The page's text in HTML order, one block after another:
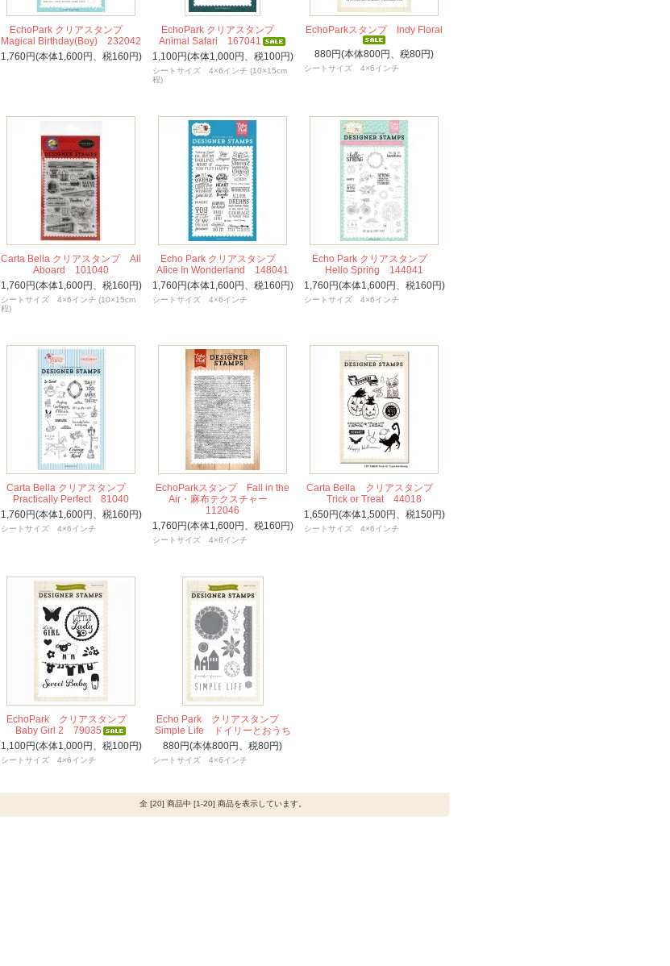
EchoPark クリアスタンプ
Magical Birthday(Boy) 232042
1,760円(本体1,600円、税160円)
EchoPark クリアスタンプ
Animal Safari 167041
1,100円(本体1,000円、税100円)
シートサイズ 4×6インチ (10×15cm
程)
EchoParkスタンプ Indy Floral
880円(本体800円、税80円)
シートサイズ 4×6インチ
Carta Bella クリアスタンプ All
Aboard 101040
1,760円(本体1,600円、税160円)
シートサイズ 4×6インチ (10×15cm
程)
Echo Park クリアスタンプ
Alice In Wonderland 148041
1,760円(本体1,600円、税160円)
シートサイズ 4×6インチ
Echo Park クリアスタンプ
Hello Spring 144041
1,760円(本体1,600円、税160円)
シートサイズ 4×6インチ
Carta Bella クリアスタンプ
Practically Perfect 81040
1,760円(本体1,600円、税160円)
シートサイズ 4×6インチ
EchoParkスタンプ Fall in the
Air・麻布テクスチャー
112046
1,760円(本体1,600円、税160円)
シートサイズ 4×6インチ
Carta Bella クリアスタンプ
Trick or Treat 44018
1,650円(本体1,500円、税150円)
シートサイズ 4×6インチ
EchoPark クリアスタンプ
Baby Girl 2 79035
1,100円(本体1,000円、税100円)
シートサイズ 4×6インチ
Echo Park クリアスタンプ
Simple Life ドイリーとおうち
880円(本体800円、税80円)
シートサイズ 4×6インチ
全 [20] 商品中 [1-20] 商品を表示しています。